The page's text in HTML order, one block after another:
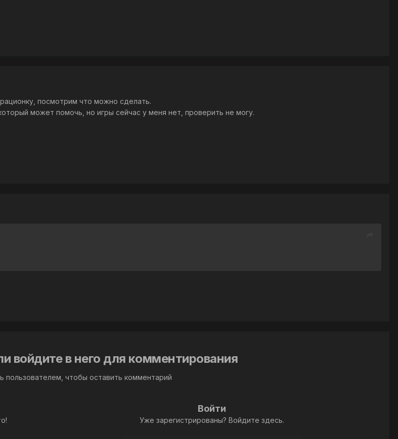
посмотрим что можно сделать.
может помочь, но игры сейчас у меня нет, проверить не могу.
войдите в него для комментирования
пользователем, чтобы оставить комментарий
Войти
Уже зарегистрированы? Войдите здесь.